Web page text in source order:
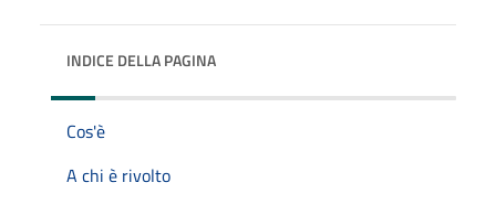
INDICE DELLA PAGINA
Cos'è
A chi è rivolto